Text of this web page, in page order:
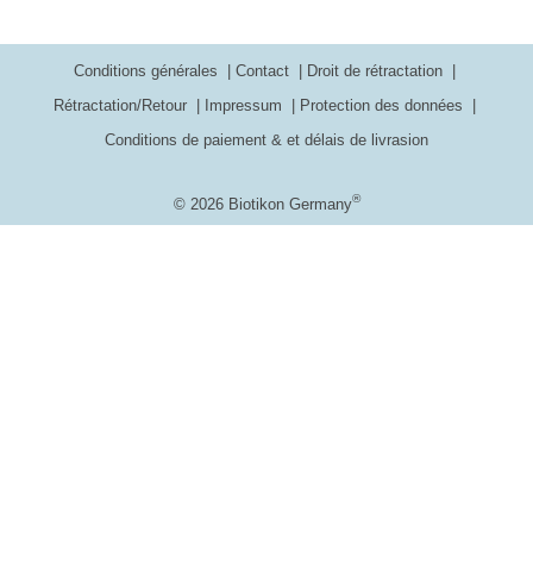
© 2026 Biotikon Germany®
Conditions générales Contact
Droit de rétractation
Rétractation/Retour
Impressum
Protection des données
Conditions de paiement & et délais de livrasion